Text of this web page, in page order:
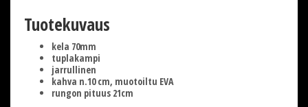
Tuotekuvaus
kela 70mm
tuplakampi
jarrullinen
kahva n.10 cm, muotoiltu EVA
rungon pituus 21cm